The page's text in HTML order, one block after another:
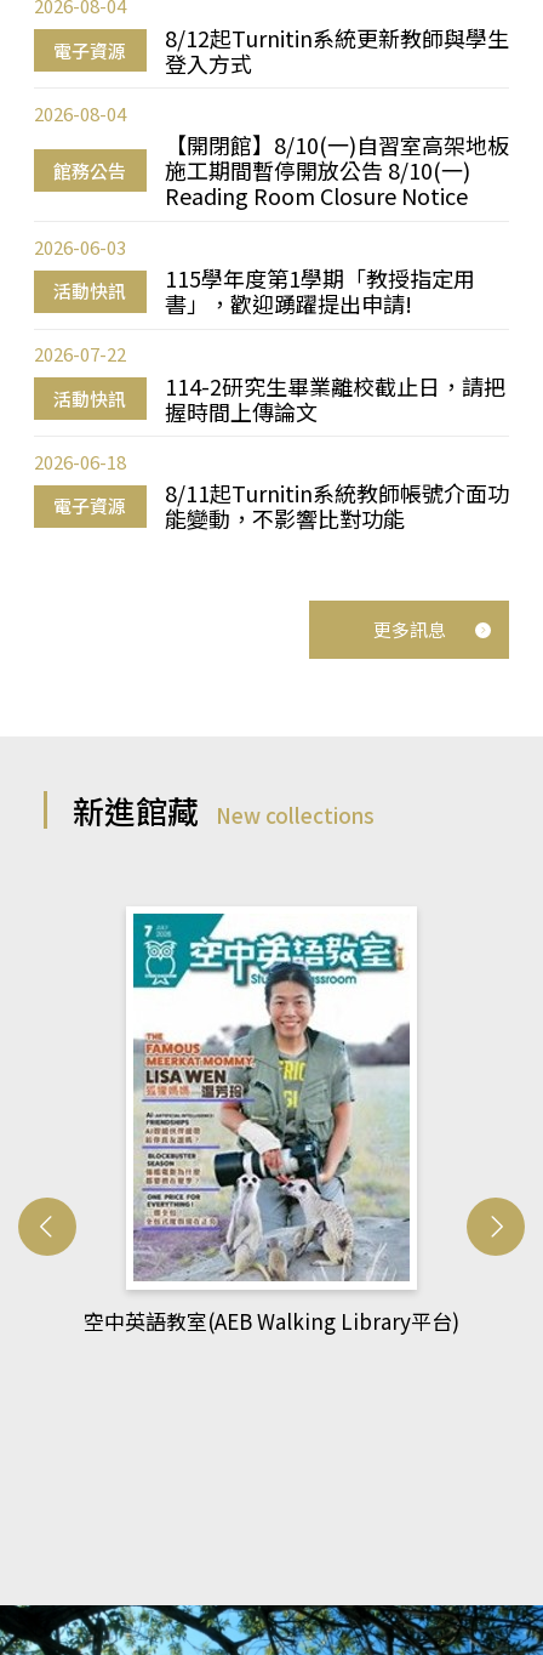
電子資源
8/12起Turnitin系統更新教師與學生
登入方式
2026-08-04
館務公告
【開閉館】8/10(一)自習室高架地板
施工期間暫停開放公告 8/10(一)
Reading Room Closure Notice
2026-08-04
活動快訊
115學年度第1學期「教授指定用
書」，歡迎踴躍提出申請!
2026-06-03
活動快訊
114-2研究生畢業離校截止日，請把
握時間上傳論文
2026-07-22
電子資源
8/11起Turnitin系統教師帳號介面功
能變動，不影響比對功能
2026-06-18
更多訊息
新進館藏 New collections
空中英語教室(AEB Walking Library平台)